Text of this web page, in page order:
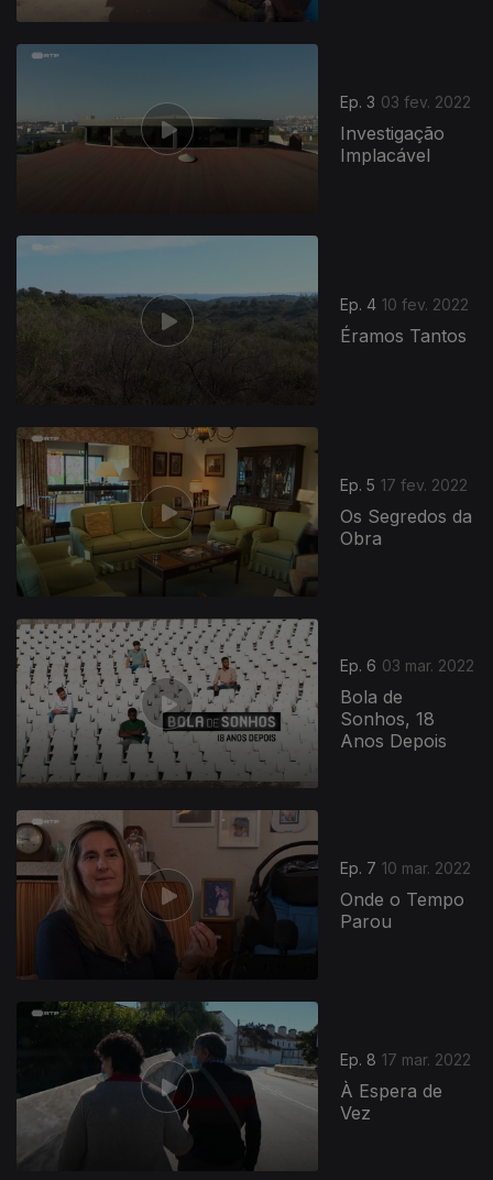
Ep. 3 03 fev. 2022
Investigação
Implacável
Ep. 4 10 fev. 2022
Éramos Tantos
Ep. 5 17 fev. 2022
Os Segredos da
Obra
Ep. 6 03 mar. 2022
Bola de
Sonhos, 18
Anos Depois
Ep. 7 10 mar. 2022
Onde o Tempo
Parou
Ep. 8 17 mar. 2022
À Espera de
Vez